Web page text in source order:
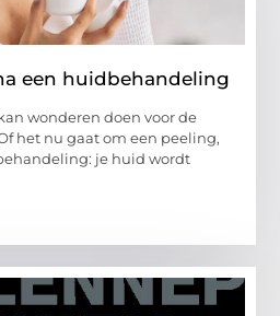
een huidbehandeling
wonderen doen voor de
het nu gaat om een peeling,
je huid wordt